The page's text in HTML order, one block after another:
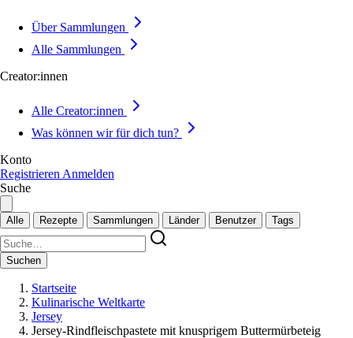
Über Sammlungen
Alle Sammlungen
Creator:innen
Alle Creator:innen
Was können wir für dich tun?
Konto
Registrieren Anmelden
Suche
Alle Rezepte Sammlungen Länder Benutzer Tags
Suchen
Startseite
Kulinarische Weltkarte
Jersey
Jersey-Rindfleischpastete mit knusprigem Buttermürbeteig